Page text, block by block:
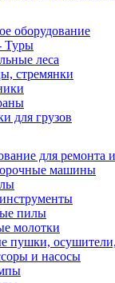
оборудование
Туры
леса
стремянки
для грузов
для ремонта
машины
пилы
молотки
пушки,
и насосы